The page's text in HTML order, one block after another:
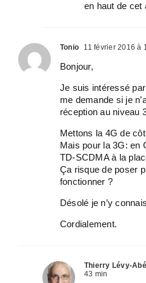
en haut de
Tonio 11 février 2016 à
Bonjour,
Je suis intéressé
me demande si je
réception au niveau
Mettons la 4G de
Mais pour la 3G: en
TD-SCDMA à la
Ça risque de poser
fonctionner ?
Désolé je n’y
Cordialement.
Thierry Lévy-
43 min